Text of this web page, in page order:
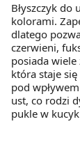
Błyszczyk do
kolorami.
dlatego
czerwieni,
posiada wiele
która staje
pod
ust, co rodzi
pukle w